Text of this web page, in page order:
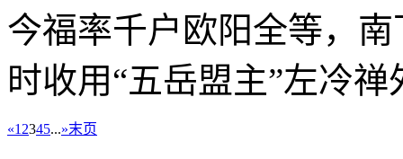
今福率千户欧阳全等，
时收用“五岳盟主”左冷
«1 2345...»末页